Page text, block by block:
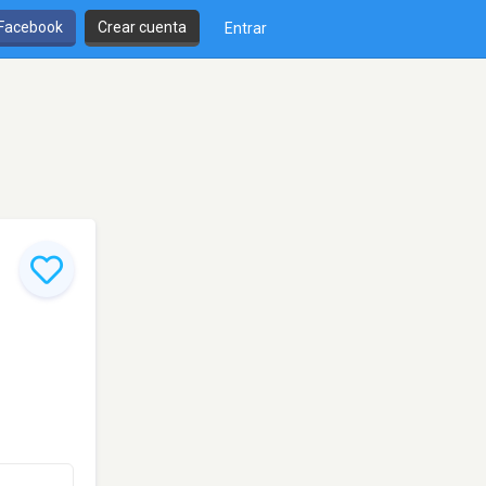
Crear cuenta Entrar